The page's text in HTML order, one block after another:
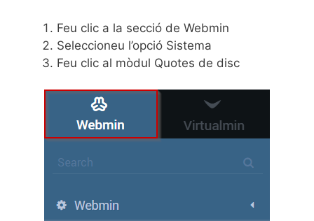
Feu clic a la secció de Webmin
Seleccioneu l’opció Sistema
Feu clic al mòdul Quotes de disc